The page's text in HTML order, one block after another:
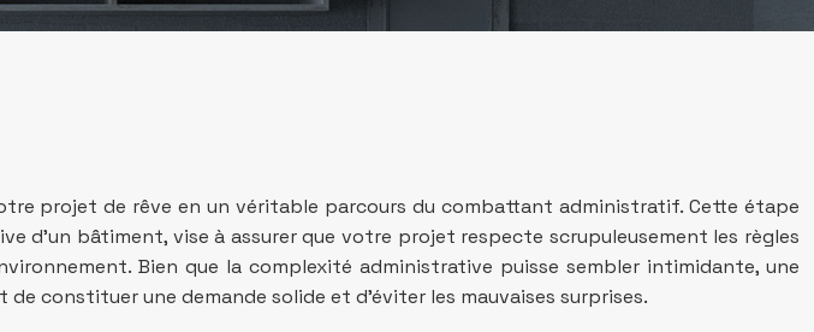
projet de rêve en un véritable parcours du combattant administratif. Cette étape
bâtiment, vise à assurer que votre projet respecte scrupuleusement les règles
Bien que la complexité administrative puisse sembler intimidante, une
constituer une demande solide et d’éviter les mauvaises surprises.